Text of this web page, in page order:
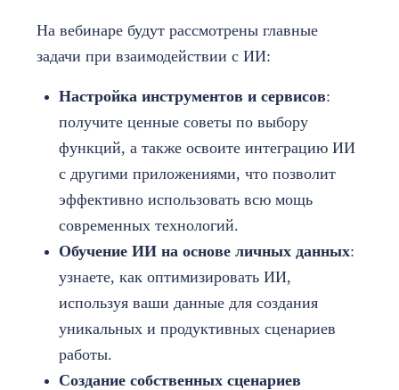
На вебинаре будут рассмотрены главные
задачи при взаимодействии с ИИ:
Настройка инструментов и сервисов:
получите ценные советы по выбору
функций, а также освоите интеграцию ИИ
с другими приложениями, что позволит
эффективно использовать всю мощь
современных технологий.
Обучение ИИ на основе личных данных:
узнаете, как оптимизировать ИИ,
используя ваши данные для создания
уникальных и продуктивных сценариев
работы.
Создание собственных сценариев